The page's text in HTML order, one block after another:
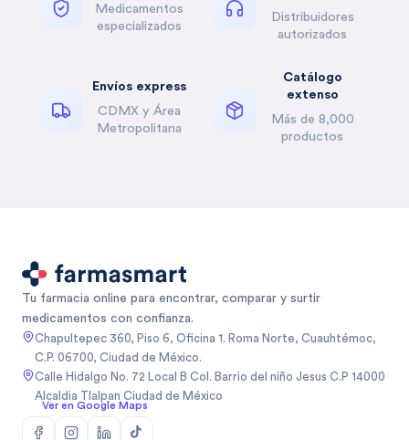
Medicamentos
especializados
Distribuidores
autorizados
Envíos express
CDMX y Área
Metropolitana
Catálogo
extenso
Más de 8,000
productos
Tu farmacia online para encontrar, comparar y surtir
medicamentos con confianza.
Chapultepec 360, Piso 6, Oficina 1. Roma Norte, Cuauhtémoc,
C.P. 06700, Ciudad de México.
Calle Hidalgo No. 72 Local B Col. Barrio del niño Jesus C.P 14000
Alcaldia Tlalpan Ciudad de México
Ver en Google Maps